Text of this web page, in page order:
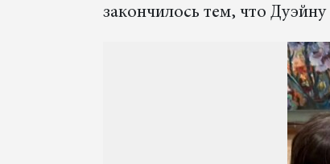
закончилось тем, что